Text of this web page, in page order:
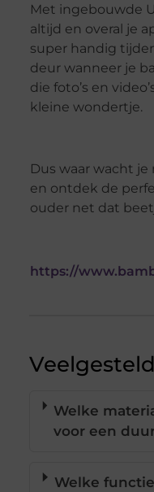
Met ingebouwde
altijd en overal je
super handig
deur wanneer je
die foto’s en
kleine wondertje.
Dus waar wacht je
en ontdek de
ouder net dat
https://
Welke
voor een
Welke